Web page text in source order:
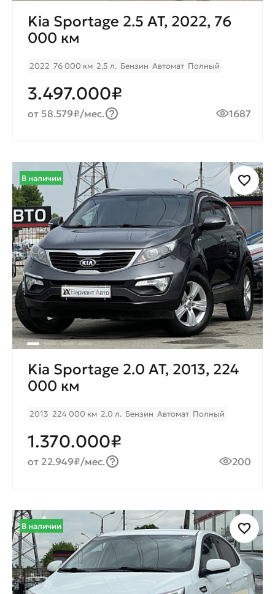
Kia Sportage 2.5 AT, 2022, 76
000 км
2022 76 000 км 2.5 л. Бензин Автомат Полный
3.497.000₽
от 58.579₽/мес. 1687
В наличии
Kia Sportage 2.0 AT, 2013, 224
000 км
2013 224 000 км 2.0 л. Бензин Автомат Полный
1.370.000₽
от 22.949₽/мес. 200
В наличии